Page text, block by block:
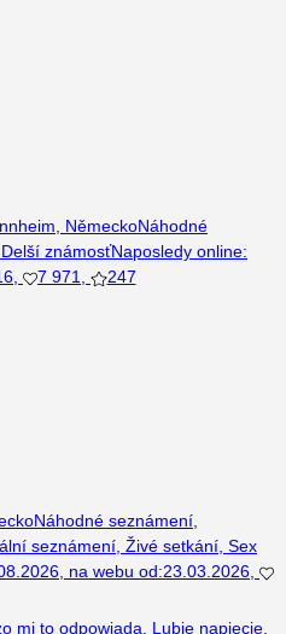
NěmeckoNáhodné
Delší známosťNaposledy online:
, 7 971, 247
Náhodné seznámení
seznámení Živé setkání Sex
na webu od:23.03.2026
mi to odpowiada. Lubię napięcie,